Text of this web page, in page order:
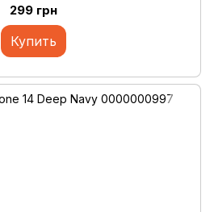
299 грн
Купить